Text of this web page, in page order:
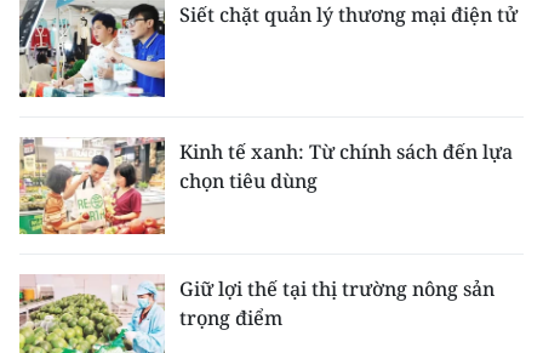
Siết chặt quản lý thương mại điện tử
Kinh tế xanh: Từ chính sách đến lựa
chọn tiêu dùng
Giữ lợi thế tại thị trường nông sản
trọng điểm